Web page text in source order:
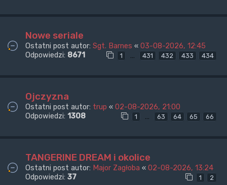
Nowe seriale
Ostatni post autor: Sgt. Barnes « 03-08-2026, 12:45
Odpowiedzi: 8671 1 … 431 432 433 434
Ojczyzna
Ostatni post autor: trup « 02-08-2026, 21:00
Odpowiedzi: 1308 1 … 63 64 65 66
TANGERINE DREAM i okolice
Ostatni post autor: Major Zagłoba « 02-08-2026, 13:24
Odpowiedzi: 37 1 2